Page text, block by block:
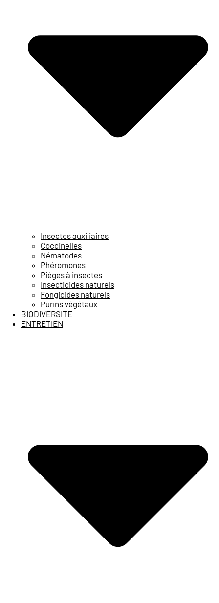
Insectes auxiliaires
Coccinelles
Nématodes
Phéromones
Pièges à insectes
Insecticides naturels
Fongicides naturels
Purins végétaux
BIODIVERSITE
ENTRETIEN